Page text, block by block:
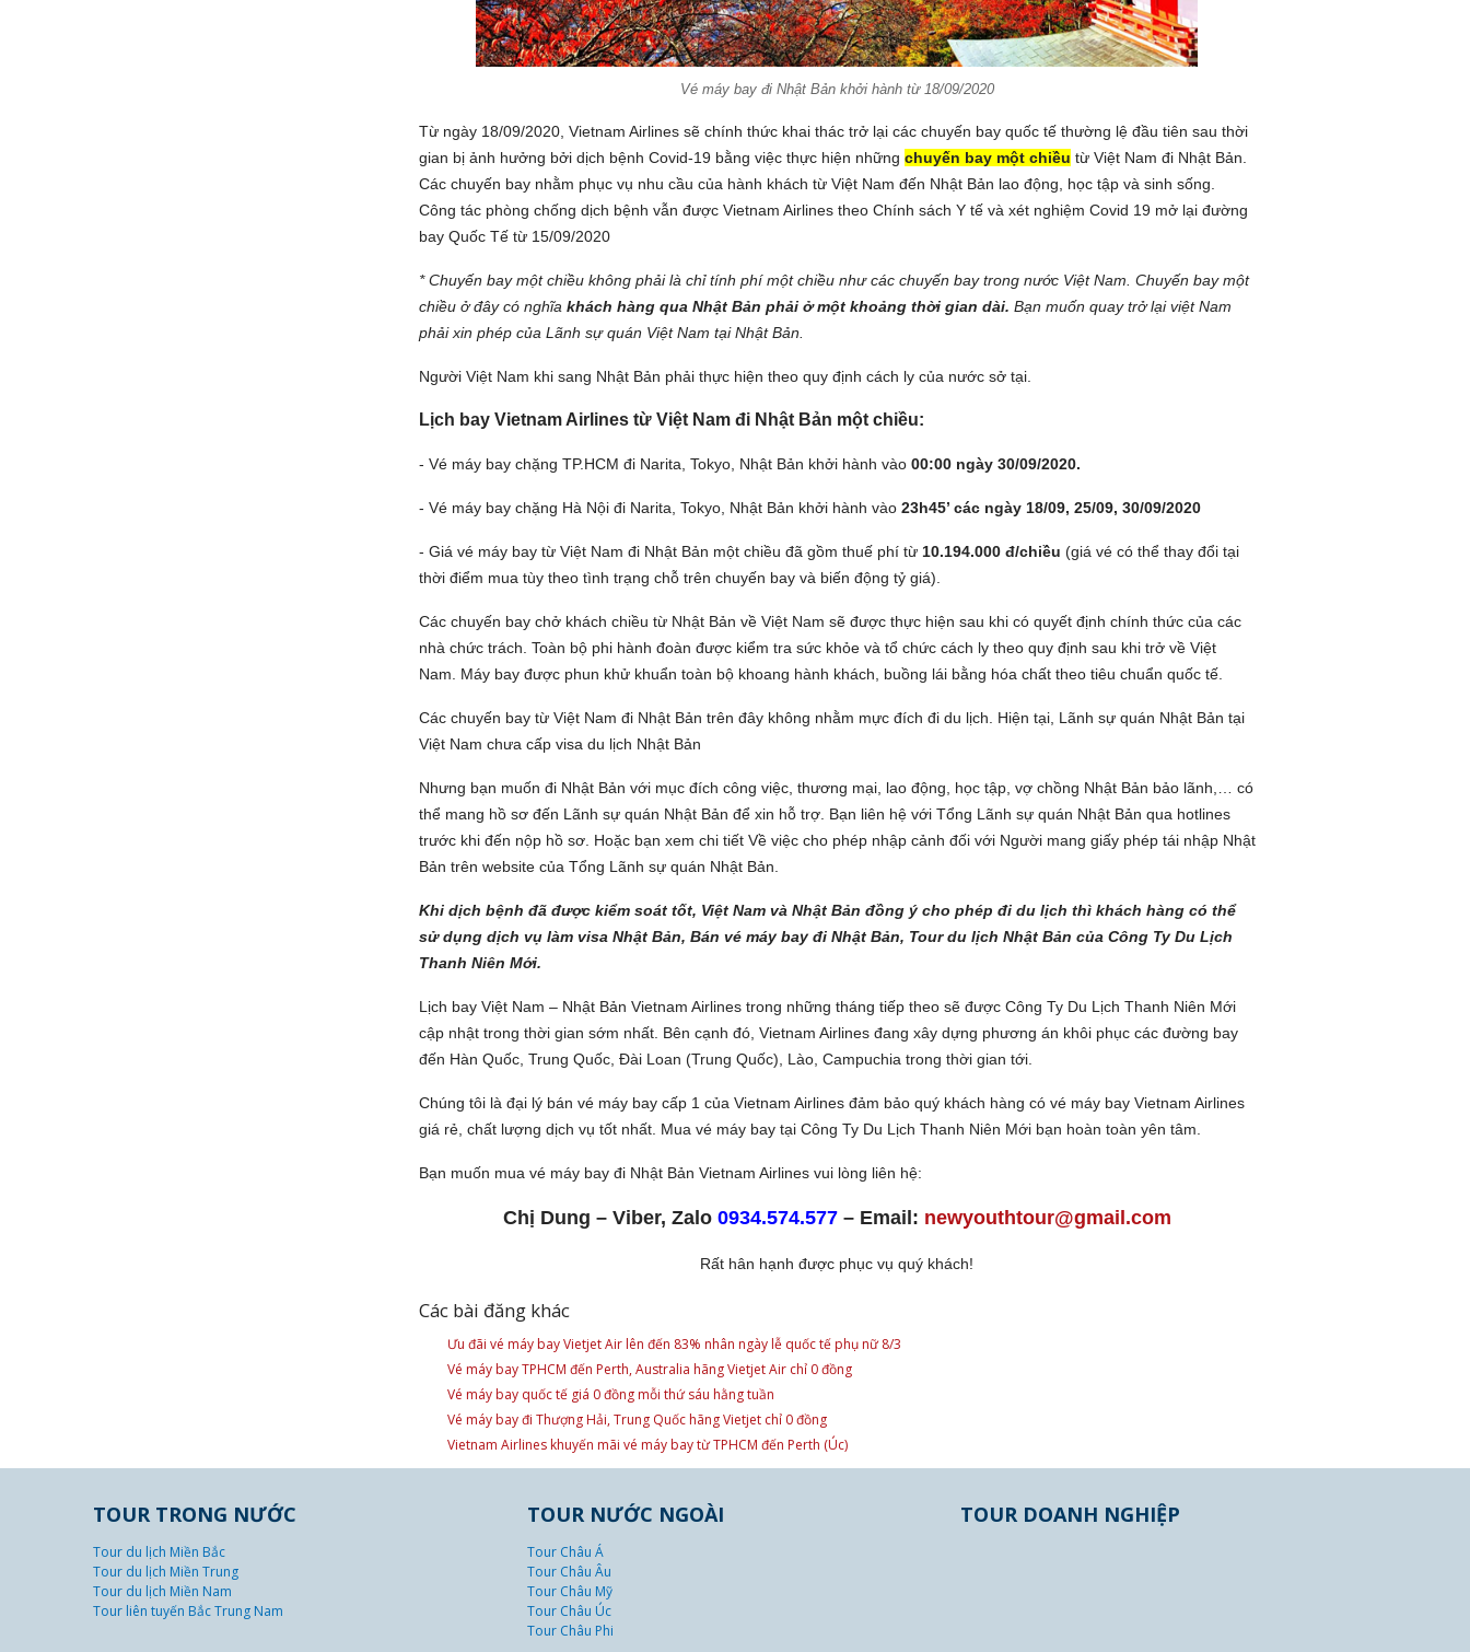
Vé máy bay đi Nhật Bản khởi hành từ 18/09/2020
Từ ngày 18/09/2020, Vietnam Airlines sẽ chính thức khai thác trở lại các chuyến bay quốc tế thường lệ đầu tiên sau thời
gian bị ảnh hưởng bởi dịch bệnh Covid-19 bằng việc thực hiện những chuyến bay một chiều từ Việt Nam đi Nhật Bản.
Các chuyến bay nhằm phục vụ nhu cầu của hành khách từ Việt Nam đến Nhật Bản lao động, học tập và sinh sống.
Công tác phòng chống dịch bệnh vẫn được Vietnam Airlines theo Chính sách Y tế và xét nghiệm Covid 19 mở lại đường
bay Quốc Tế từ 15/09/2020
* Chuyến bay một chiều không phải là chỉ tính phí một chiều như các chuyến bay trong nước Việt Nam. Chuyến bay một
chiều ở đây có nghĩa khách hàng qua Nhật Bản phải ở một khoảng thời gian dài. Bạn muốn quay trở lại việt Nam
phải xin phép của Lãnh sự quán Việt Nam tại Nhật Bản.
Người Việt Nam khi sang Nhật Bản phải thực hiện theo quy định cách ly của nước sở tại.
Lịch bay Vietnam Airlines từ Việt Nam đi Nhật Bản một chiều:
- Vé máy bay chặng TP.HCM đi Narita, Tokyo, Nhật Bản khởi hành vào 00:00 ngày 30/09/2020.
- Vé máy bay chặng Hà Nội đi Narita, Tokyo, Nhật Bản khởi hành vào 23h45’ các ngày 18/09, 25/09, 30/09/2020
- Giá vé máy bay từ Việt Nam đi Nhật Bản một chiều đã gồm thuế phí từ 10.194.000 đ/chiều (giá vé có thể thay đổi tại
thời điểm mua tùy theo tình trạng chỗ trên chuyến bay và biến động tỷ giá).
Các chuyến bay chở khách chiều từ Nhật Bản về Việt Nam sẽ được thực hiện sau khi có quyết định chính thức của các
nhà chức trách. Toàn bộ phi hành đoàn được kiểm tra sức khỏe và tổ chức cách ly theo quy định sau khi trở về Việt
Nam. Máy bay được phun khử khuẩn toàn bộ khoang hành khách, buồng lái bằng hóa chất theo tiêu chuẩn quốc tế.
Các chuyến bay từ Việt Nam đi Nhật Bản trên đây không nhằm mực đích đi du lịch. Hiện tại, Lãnh sự quán Nhật Bản tại
Việt Nam chưa cấp visa du lịch Nhật Bản
Nhưng bạn muốn đi Nhật Bản với mục đích công việc, thương mại, lao động, học tập, vợ chồng Nhật Bản bảo lãnh,… có
thể mang hồ sơ đến Lãnh sự quán Nhật Bản để xin hỗ trợ. Bạn liên hệ với Tổng Lãnh sự quán Nhật Bản qua hotlines
trước khi đến nộp hồ sơ. Hoặc bạn xem chi tiết Về việc cho phép nhập cảnh đối với Người mang giấy phép tái nhập Nhật
Bản trên website của Tổng Lãnh sự quán Nhật Bản.
Khi dịch bệnh đã được kiểm soát tốt, Việt Nam và Nhật Bản đồng ý cho phép đi du lịch thì khách hàng có thể
sử dụng dịch vụ làm visa Nhật Bản, Bán vé máy bay đi Nhật Bản, Tour du lịch Nhật Bản của Công Ty Du Lịch
Thanh Niên Mới.
Lịch bay Việt Nam – Nhật Bản Vietnam Airlines trong những tháng tiếp theo sẽ được Công Ty Du Lịch Thanh Niên Mới
cập nhật trong thời gian sớm nhất. Bên cạnh đó, Vietnam Airlines đang xây dựng phương án khôi phục các đường bay
đến Hàn Quốc, Trung Quốc, Đài Loan (Trung Quốc), Lào, Campuchia trong thời gian tới.
Chúng tôi là đại lý bán vé máy bay cấp 1 của Vietnam Airlines đảm bảo quý khách hàng có vé máy bay Vietnam Airlines
giá rẻ, chất lượng dịch vụ tốt nhất. Mua vé máy bay tại Công Ty Du Lịch Thanh Niên Mới bạn hoàn toàn yên tâm.
Bạn muốn mua vé máy bay đi Nhật Bản Vietnam Airlines vui lòng liên hệ:
Chị Dung – Viber, Zalo 0934.574.577– Email: newyouthtour@gmail.com
Rất hân hạnh được phục vụ quý khách!
Các bài đăng khác
Ưu đãi vé máy bay Vietjet Air lên đến 83% nhân ngày lễ quốc tế phụ nữ 8/3
Vé máy bay TPHCM đến Perth, Australia hãng Vietjet Air chỉ 0 đồng
Vé máy bay quốc tế giá 0 đồng mỗi thứ sáu hằng tuần
Vé máy bay đi Thượng Hải, Trung Quốc hãng Vietjet chỉ 0 đồng
Vietnam Airlines khuyến mãi vé máy bay từ TPHCM đến Perth (Úc)
TOUR TRONG NƯỚC
Tour du lịch Miền Bắc
Tour du lịch Miền Trung
Tour du lịch Miền Nam
Tour liên tuyến Bắc Trung Nam
TOUR NƯỚC NGOÀI
Tour Châu Á
Tour Châu Âu
Tour Châu Mỹ
Tour Châu Úc
Tour Châu Phi
TOUR DOANH NGHIỆP